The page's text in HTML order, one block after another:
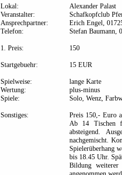
Lokal:
Alexander Palast
Veranstalter:
Schafkopfclub
Ansprechpartner:
Erich Engel,
Telefon:
Stefan Baumann,
1. Preis: 150
Startgebuehr: 15 EUR
Spielweise:
lange Karte
Wertung:
plus-minus
Spiele:
Solo, Wenz,
Sonstiges:
Preis 150,- Euro
Ab 14 Tischen
absteigend.
nachgemischt.
Spielerüberhang
bis 18.45 Uhr.
Bildung